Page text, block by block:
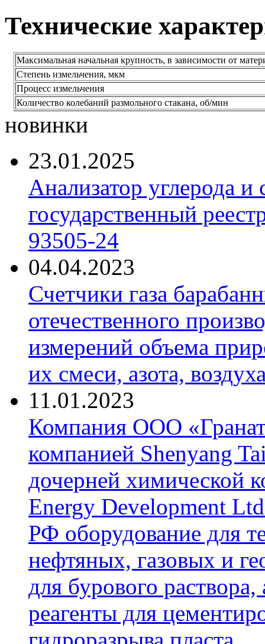
Технические
Максимальная начальная крупность, в зависимости от
Степень измельчения, мкм
Процесс измельчения
Количество колебаний размольного стакана, об/мин
новинки
23.01.2025
Анализатор углерода
государственный
93505-24
04.04.2023
Счетчики газа
отечественного
измерений объема
их смеси, азота,
11.01.2023
Компания ООО
компанией Shenyang
дочерней химической
Energy Development
РФ оборудование для
нефтяных, газовых и
для бурового
реагенты для